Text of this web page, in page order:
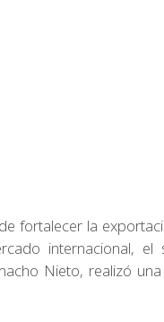
fortalecer la
internacional, el
Nieto, realizó